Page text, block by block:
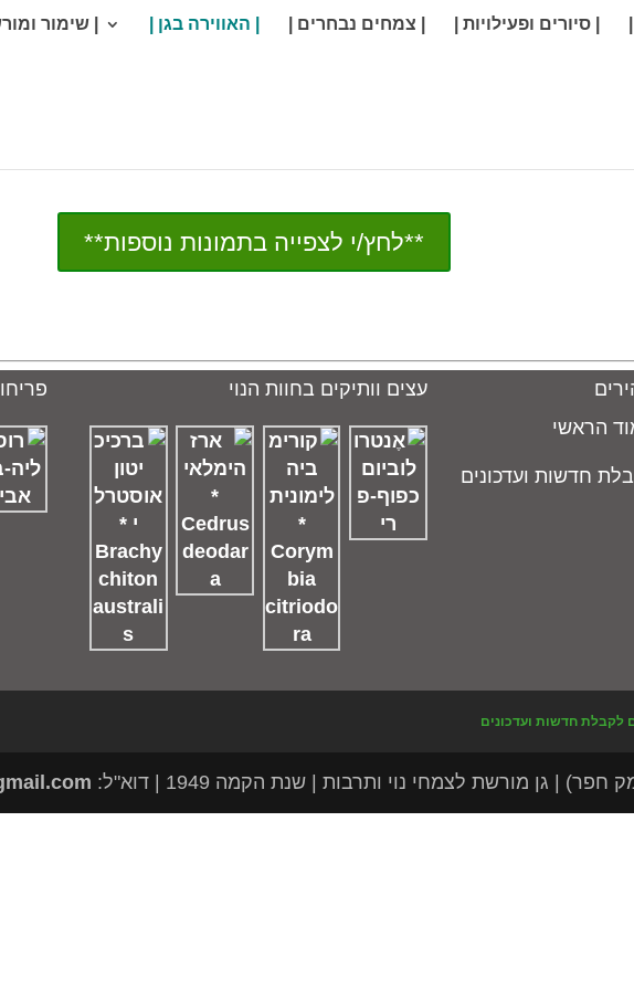
| סיורים ופעילויות | | צמחים נבחרים | | האווירה בגן | | שימור האווירה בגן הבוטני
**לחץ/י לצפייה בתמונות נוספות**
עצים וותיקים בחוות הנוי
הראשי
חדשות ועדכונים
לקבלת חדשות ועדכונים
חפר) | גן מורשת לצמחי נוי ותרבות | שנת הקמה 1949 | דוא"ל: